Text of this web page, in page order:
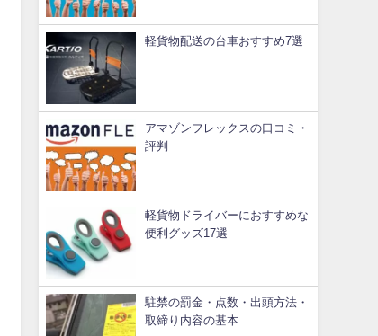
軽貨物配送の台車おすすめ7選
アマゾンフレックスの口コミ・
評判
軽貨物ドライバーにおすすめな
便利グッズ17選
駐禁の罰金・点数・出頭方法・
取締り内容の基本